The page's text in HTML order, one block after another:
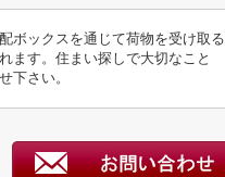
ボックスを通じて荷物を受け取る
ます。住まい探しで大切なこと
下さい。